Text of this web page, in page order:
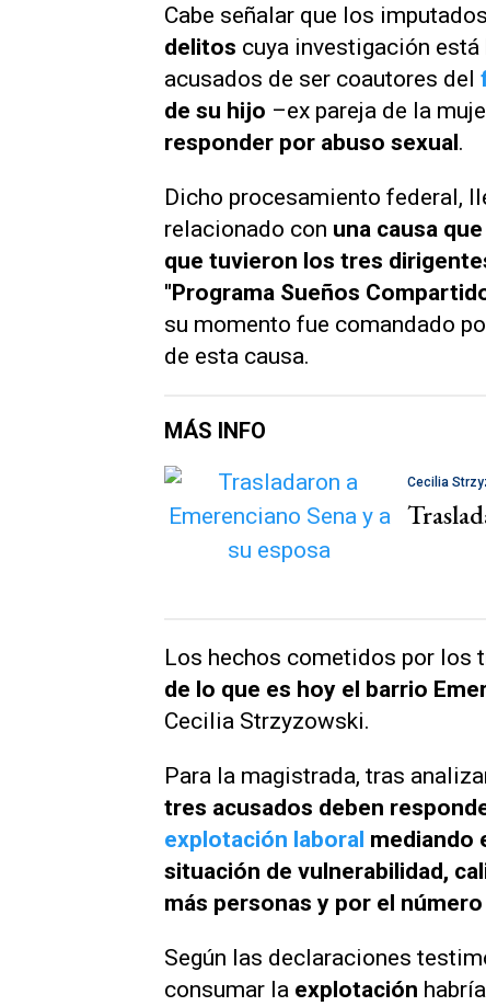
Cabe señalar que los imputados
delitos cuya investigación
acusados de ser coautores del
de su hijo –ex pareja de la
responder por abuso sexual.
Dicho procesamiento federal,
relacionado con una causa
que tuvieron los tres
"Programa Sueños
su momento fue comandado
de esta causa.
MÁS INFO
Cecilia
Los hechos cometidos por los
de lo que es hoy el barrio
Cecilia Strzyzowski.
Para la magistrada, tras
tres acusados deben
explotación laboral mediando
situación de vulnerabilidad,
más personas y por el
Según las declaraciones
consumar la explotación